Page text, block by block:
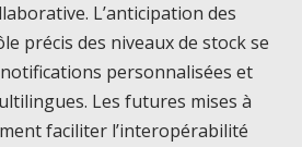
L’anticipation des
précis des niveaux de stock se
personnalisées et
Les futures mises à
faciliter l’interopérabilité